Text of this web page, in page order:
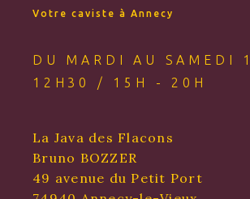
Votre caviste à Annecy
DU MARDI AU SAMEDI
12H30 / 15H - 20H
La Java des Flacons
Bruno BOZZER
49 avenue du Petit Port